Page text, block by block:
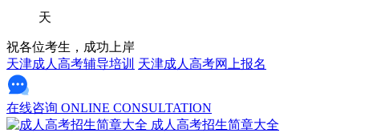
天
祝各位考生，成功上岸
天津成人高考辅导培训 天津成人高考网上报名
在线咨询 ONLINE CONSULTATION
成人高考招生简章大全